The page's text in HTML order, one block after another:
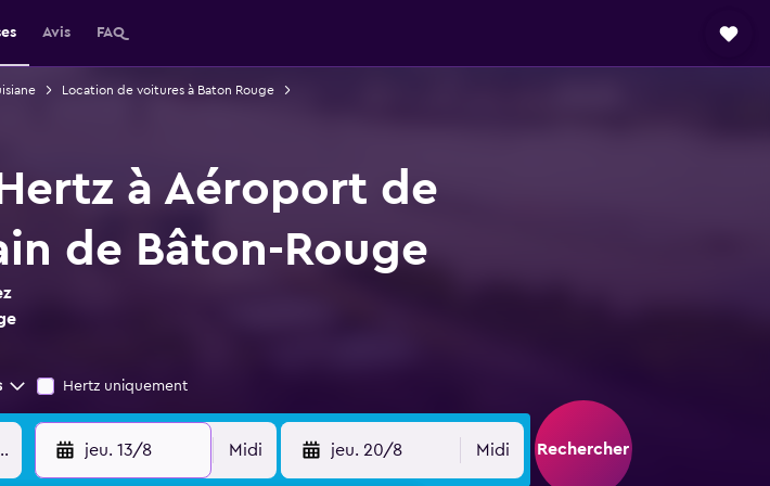
Avis FAQ
Location de voitures à Baton Rouge
à Aéroport de
de Bâton-Rouge
Hertz uniquement
jeu. 13/8 Midi jeu. 20/8 Midi Rechercher